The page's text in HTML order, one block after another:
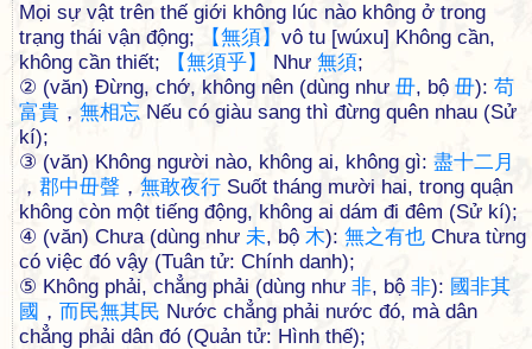
Mọi sự vật trên thế giới không lúc nào không ở trong
trạng thái vận động;
【無須】 vô tu [wúxu] Không cần,
không cần thiết;
【無須乎】 Như 無須;
② (văn) Đừng, chớ, không nên (dùng như 毌, bộ 毌): 苟
富貴 ， 無相忘 Nếu có giàu sang thì đừng quên nhau (Sử
kí);
③ (văn) Không người nào, không ai, không gì: 盡十二 月
， 郡中毌聲 ， 無敢夜行 Suốt tháng mười hai, trong quận
không còn một tiếng động, không ai dám đi đêm (Sử kí);
④ (văn) Chưa (dùng như 未, bộ 木): 無之有也 Chưa từng
có việc đó vậy (Tuân tử: Chính danh);
⑤ Không phải, chẳng phải (dùng như 非, bộ 非): 國非其
國 ， 而民無其民 Nước chẳng phải nước đó, mà dân
chẳng phải dân đó (Quản tử: Hình thế);